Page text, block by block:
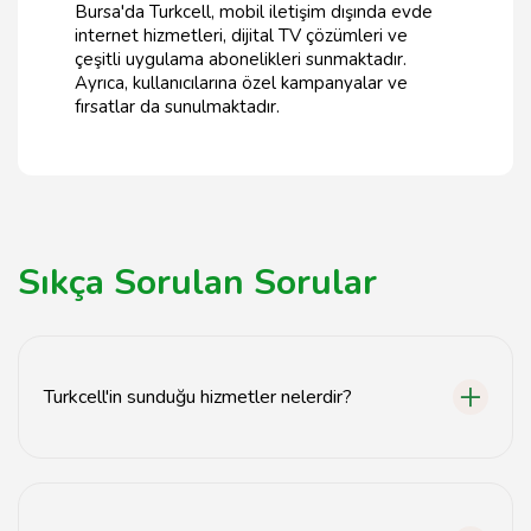
Bursa'da Turkcell, mobil iletişim dışında evde
internet hizmetleri, dijital TV çözümleri ve
çeşitli uygulama abonelikleri sunmaktadır.
Ayrıca, kullanıcılarına özel kampanyalar ve
fırsatlar da sunulmaktadır.
Sıkça Sorulan Sorular
Turkcell'in sunduğu hizmetler nelerdir?